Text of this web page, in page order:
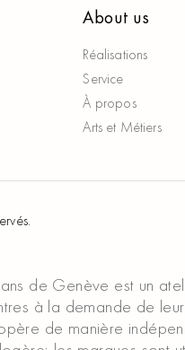
About us
Réalisations
Service
À propos
Arts et Métiers
de Genève est un
à la demande de
de manière